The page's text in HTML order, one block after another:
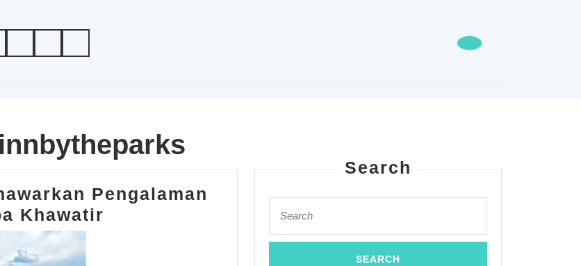
Pengalaman
Khawatir Qualityinnbytheparks
Search
for: